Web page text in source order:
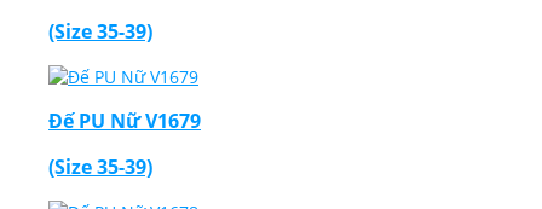
(Size 35-39)
Đế PU Nữ V1679
(Size 35-39)